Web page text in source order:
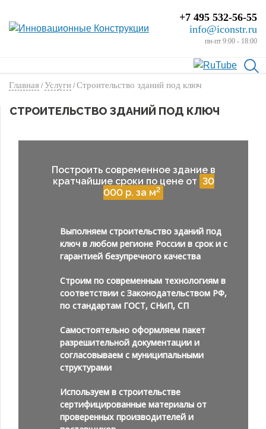
+7 495 532-56-55
info@iconstr.ru
пн-пт 9:00 - 18:00
Главная / Услуги / Строительство зданий под ключ
СТРОИТЕЛЬСТВО ЗДАНИЙ ПОД КЛЮЧ
Построить современное здание в
кратчайшие сроки по цене от 30
000 р. за м2
Выполняем строительство зданий под
ключ в любом регионе России в срок и с
гарантией безупречного качества
Строим по современным технологиям в
соответствии с Законодательством РФ,
по стандартам ГОСТ, СНиП, СП
Самостоятельно оформляем пакет
разрешительной документации и
согласовываем с муниципальными
структурами
Используем в строительстве
сертифицированные материалы от
проверенных производителей и